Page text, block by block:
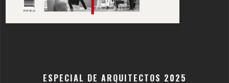
ESPECIAL DE ARQUITECTOS 2025